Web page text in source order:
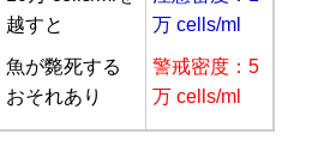
越すと
魚が斃死する
おそれあり
万 cells/ml
警戒密度：5
万 cells/ml